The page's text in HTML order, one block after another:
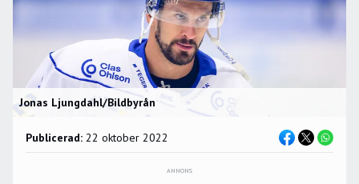
Jonas Ljungdahl/Bildbyrån
Publicerad: 22 oktober 2022
ANNONS